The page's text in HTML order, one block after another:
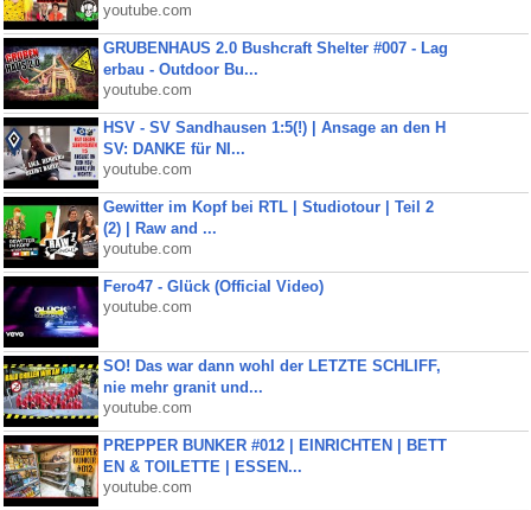
youtube.com
GRUBENHAUS 2.0 Bushcraft Shelter #007 - Lag
erbau - Outdoor Bu...
youtube.com
HSV - SV Sandhausen 1:5(!) | Ansage an den H
SV: DANKE für NI...
youtube.com
Gewitter im Kopf bei RTL | Studiotour | Teil 2
(2) | Raw and ...
youtube.com
Fero47 - Glück (Official Video)
youtube.com
SO! Das war dann wohl der LETZTE SCHLIFF,
nie mehr granit und...
youtube.com
PREPPER BUNKER #012 | EINRICHTEN | BETT
EN & TOILETTE | ESSEN...
youtube.com